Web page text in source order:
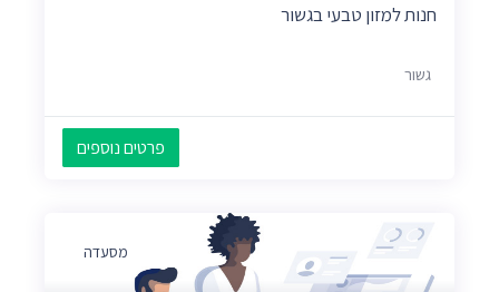
חנות למזון טבעי בגשור
גשור
פרטים נוספים
מסעדה